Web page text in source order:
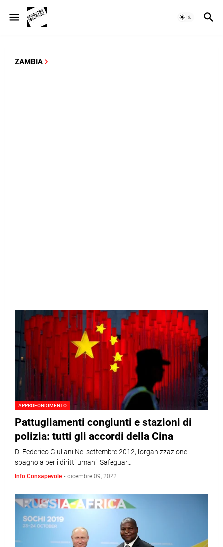
ZAMBIA
APPROFONDIMENTO
Pattugliamenti congiunti e stazioni di
polizia: tutti gli accordi della Cina
Di Federico Giuliani Nel settembre 2012, l’organizzazione
spagnola per i diritti umani Safeguar…
Info Consapevole - dicembre 09, 2022